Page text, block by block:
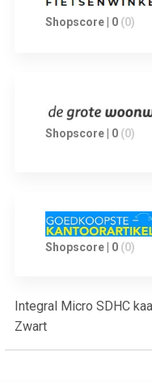
Shopscore | 0 (0)
Shopscore | 0 (0)
Shopscore | 0 (0)
Integral Micro SDHC
Zwart